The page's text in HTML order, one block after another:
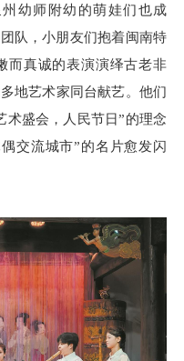
幼师附幼的萌娃们也成
队，小朋友们抱着闽南特
而真诚的表演演绎古老非
地艺术家同台献艺。他们
术盛会，人民节日”的理念
交流城市”的名片愈发闪